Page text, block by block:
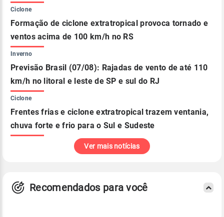
Ciclone
Formação de ciclone extratropical provoca tornado e
ventos acima de 100 km/h no RS
Inverno
Previsão Brasil (07/08): Rajadas de vento de até 110
km/h no litoral e leste de SP e sul do RJ
Ciclone
Frentes frias e ciclone extratropical trazem ventania,
chuva forte e frio para o Sul e Sudeste
Ver mais notícias
Recomendados para você